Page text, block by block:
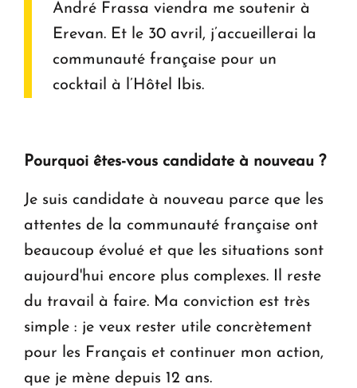
André Frassa viendra me soutenir à
Erevan. Et le 30 avril, j’accueillerai la
communauté française pour un
cocktail à l’Hôtel Ibis.
Pourquoi êtes-vous candidate à nouveau ?
Je suis candidate à nouveau parce que les
attentes de la communauté française ont
beaucoup évolué et que les situations sont
aujourd'hui encore plus complexes. Il reste
du travail à faire. Ma conviction est très
simple : je veux rester utile concrètement
pour les Français et continuer mon action,
que je mène depuis 12 ans.